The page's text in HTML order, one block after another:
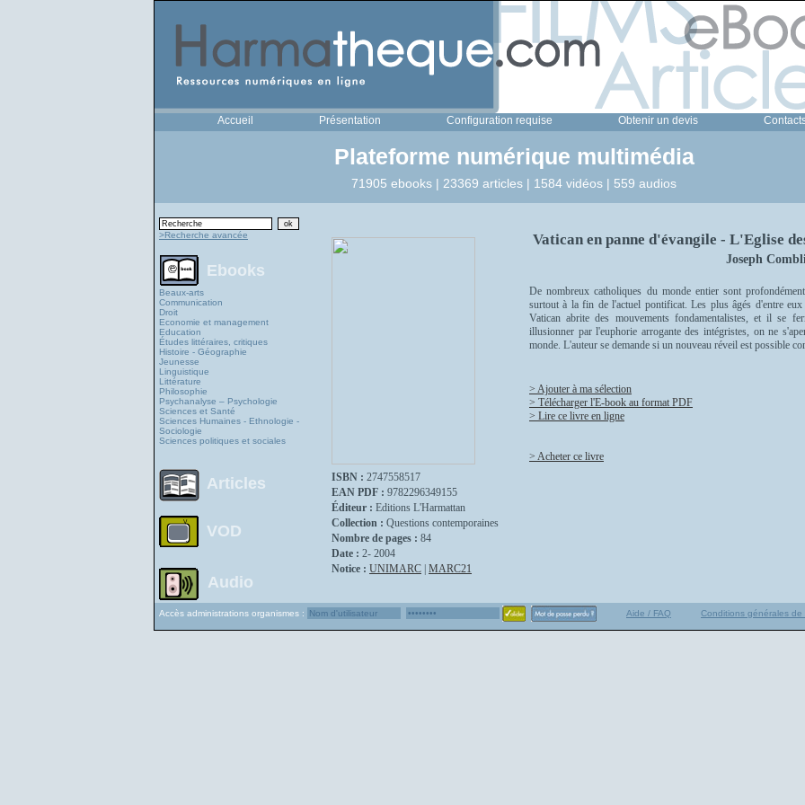
Accueil Présentation Configuration requise Obtenir un devis
Plateforme numérique multimédia
71905 ebooks | 23369 articles | 1584 vidéos | 559 audios
>Recherche avancée
Ebooks
Beaux-arts
Communication
Droit
Economie et management
Education
Études littéraires, critiques
Histoire - Géographie
Jeunesse
Linguistique
Littérature
Philosophie
Psychanalyse – Psychologie
Sciences et Santé
Sciences Humaines - Ethnologie -
Sociologie
Sciences politiques et sociales
Articles
VOD
Audio
ISBN : 2747558517
EAN PDF : 9782296349155
Éditeur : Editions L'Harmattan
Collection : Questions contemporaines
Nombre de pages : 84
Date : 2- 2004
Notice : UNIMARC MARC21
Vatican en panne d'évangile - L'Eglise
Joseph
De nombreux catholiques du monde entier sont
surtout à la fin de l'actuel pontificat. Les plus âgés d'entre
Vatican abrite des mouvements fondamentalistes, et il se
illusionner par l'euphorie arrogante des intégristes, on ne
monde. L'auteur se demande si un nouveau réveil est possible
> Ajouter à ma sélection
> Télécharger l'E-book au format PDF
> Lire ce livre en ligne
> Acheter ce livre
Accès administrations organismes : Aide / FAQ Conditions générales de